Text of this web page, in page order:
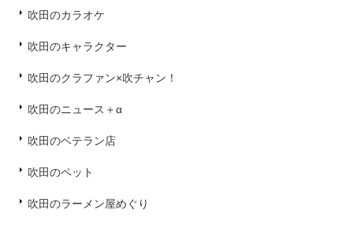
吹田のカラオケ
吹田のキャラクター
吹田のクラファン×吹チャン！
吹田のニュース＋α
吹田のベテラン店
吹田のペット
吹田のラーメン屋めぐり